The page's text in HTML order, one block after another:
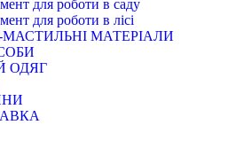
для роботи в саду
для роботи в лісі
МАТЕРІАЛИ
ОДЯГ